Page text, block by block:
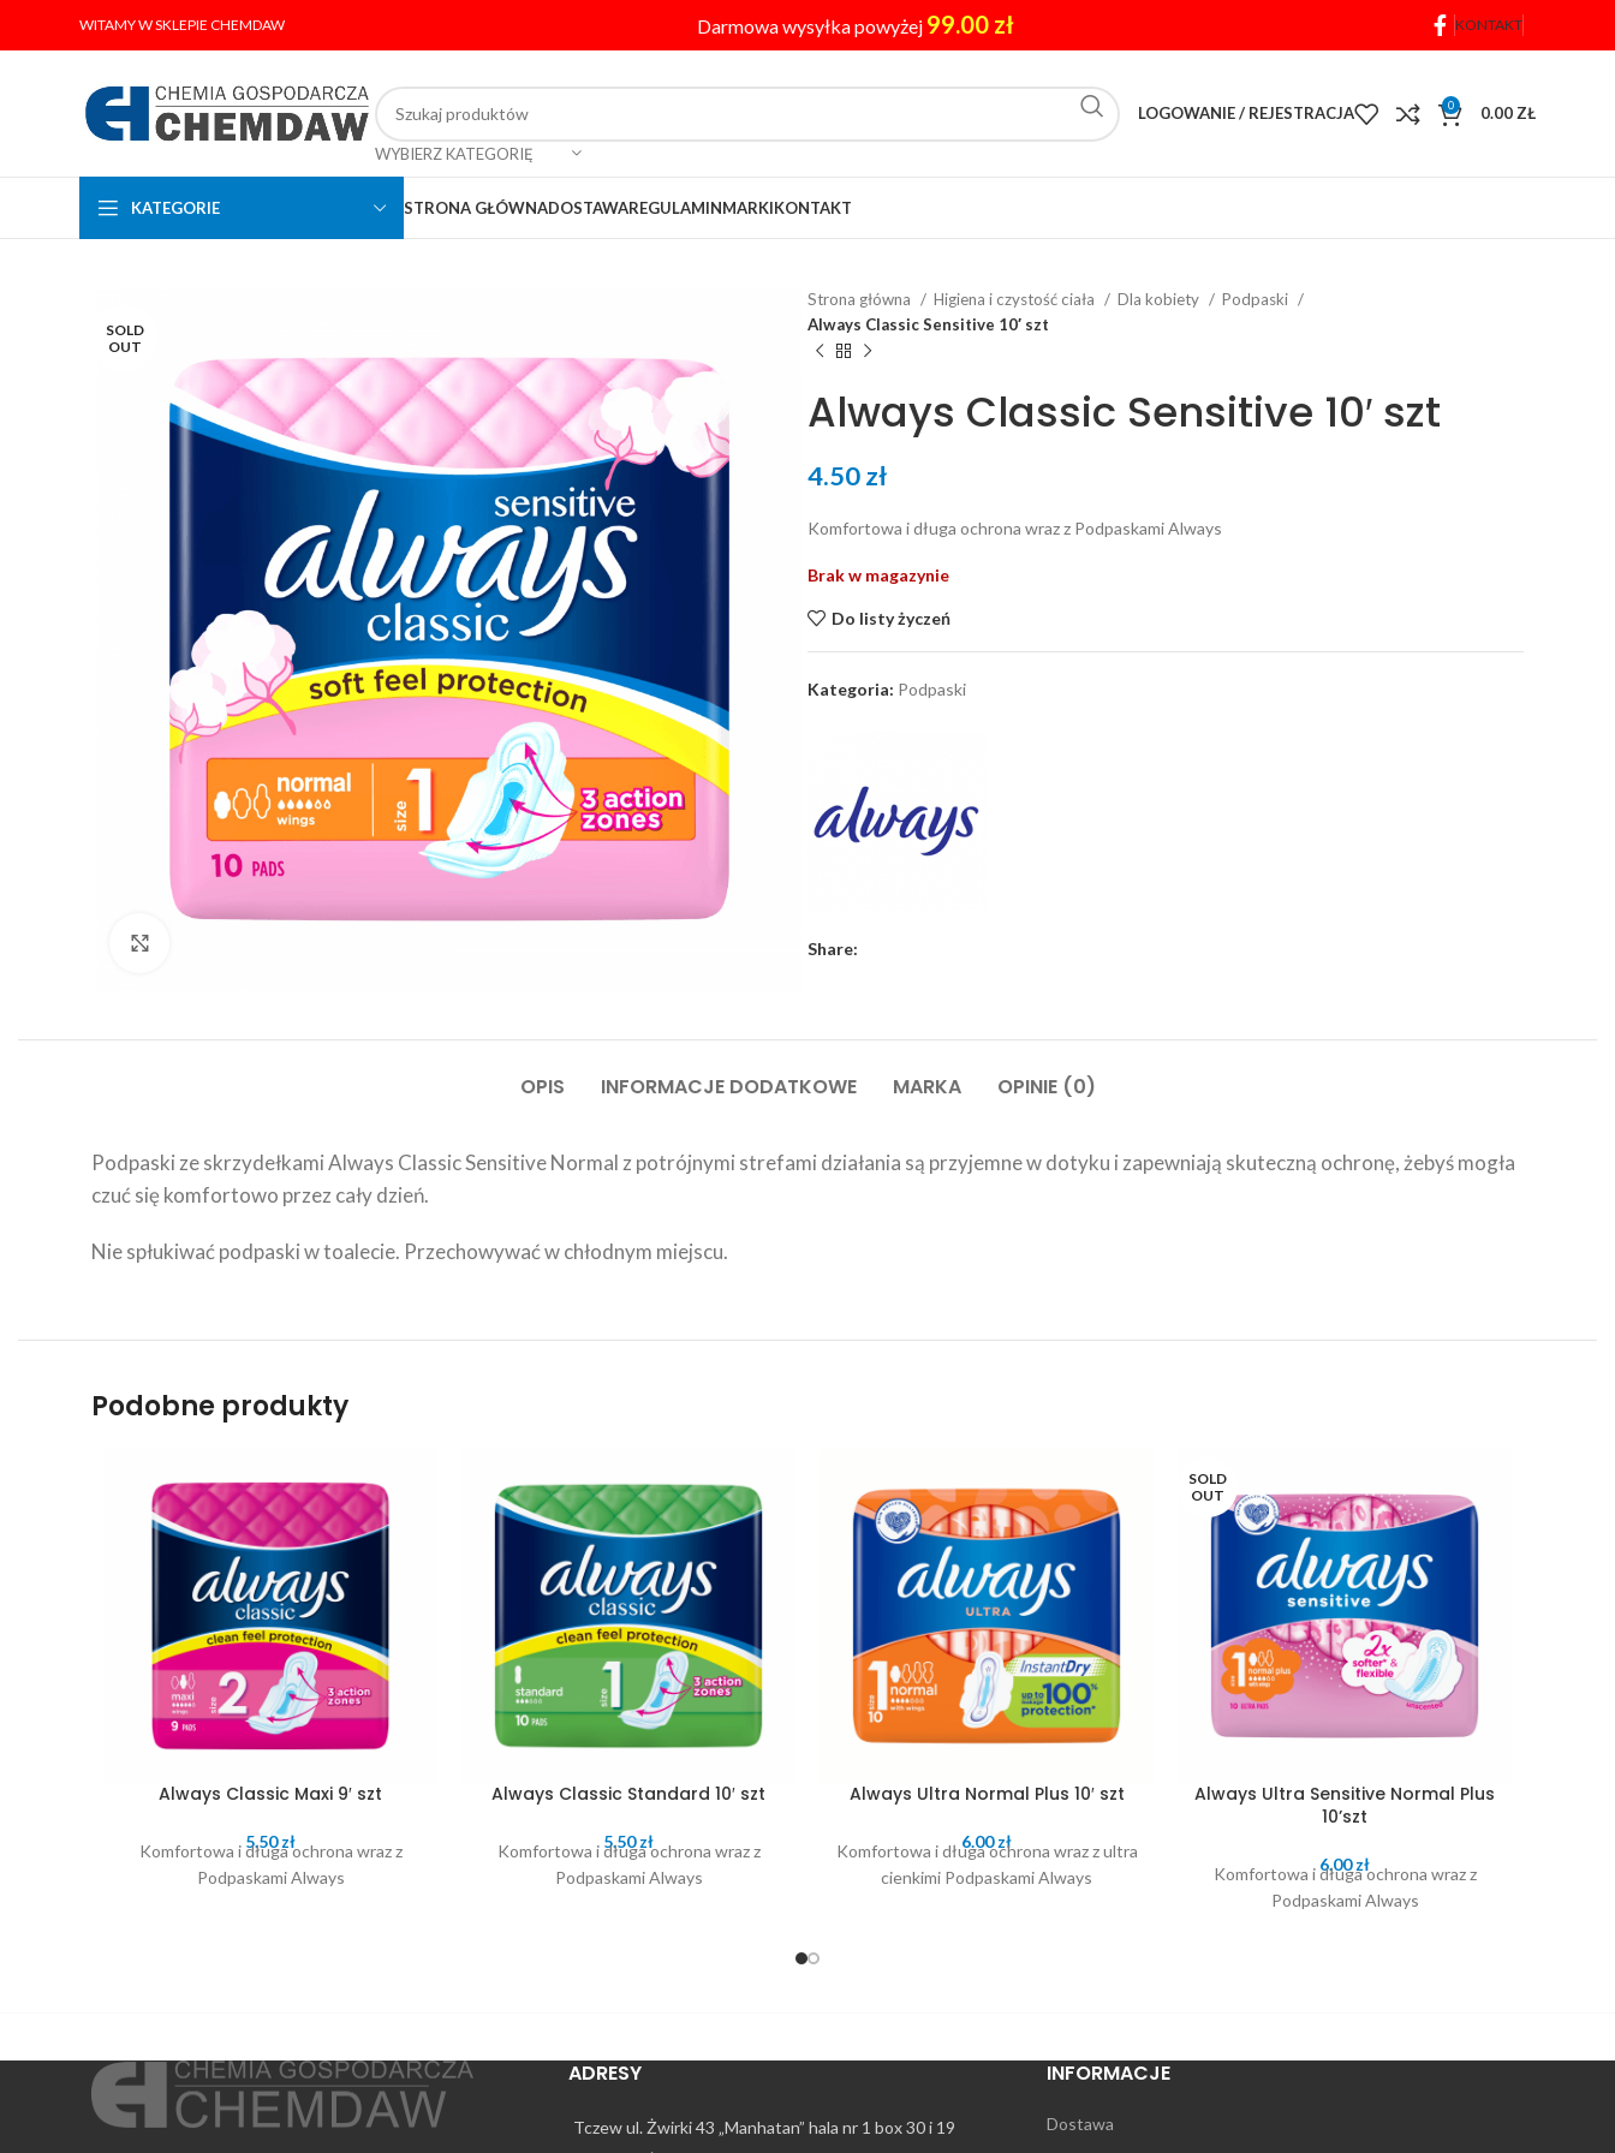
WITAMY W SKLEPIE CHEMDAW Darmowa wysyłka powyżej 99.00 zł KONTAKT
WYBIERZ KATEGORIĘ
LOGOWANIE / REJESTRACJA 0 0.00 ZŁ
KATEGORIE STRONA GŁÓWNADOSTAWAREGULAMINMARKIKONTAKT
SOLD
OUT
Strona główna Higiena i czystość ciała Dla kobiety
Podpaski
Always Classic Sensitive 10′ szt
Always Classic Sensitive 10′ szt
4.50zł
Komfortowa i długa ochrona wraz z Podpaskami Always
Brak w magazynie
Do listy życzeń
Kategoria: Podpaski
Share:
OPIS INFORMACJE DODATKOWE MARKA OPINIE (0)
Podpaski ze skrzydełkami Always Classic Sensitive Normal z potrójnymi strefami działania są przyjemne w dotyku i zapewniają skuteczną ochronę, żebyś mogła
czuć się komfortowo przez cały dzień.
Nie spłukiwać podpaski w toalecie. Przechowywać w chłodnym miejscu.
Podobne produkty
Always Classic Maxi 9′ szt
5.50zł
Komfortowa i długa ochrona wraz z
Podpaskami Always
Always Classic Standard 10′ szt
5.50zł
Komfortowa i długa ochrona wraz z
Podpaskami Always
Always Ultra Normal Plus 10′ szt
6.00zł
Komfortowa i długa ochrona wraz z ultra
cienkimi Podpaskami Always
SOLD
OUT
Always Ultra Sensitive Normal Plus
10’szt
6.00zł
Komfortowa i długa ochrona wraz z
Podpaskami Always
ADRESY
Tczew ul. Żwirki 43 „Manhatan” hala nr 1 box 30 i 19
INFORMACJE
Dostawa